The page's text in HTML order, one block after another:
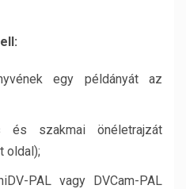
egy példányát az
és szakmai önéletrajzát
oldal);
PAL vagy DVCam-PAL